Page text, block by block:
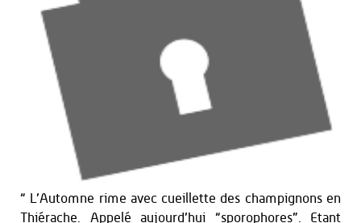
“ L’Automne rime avec cueillette des champignons en
Thiérache. Appelé aujourd’hui “sporophores”. Etant